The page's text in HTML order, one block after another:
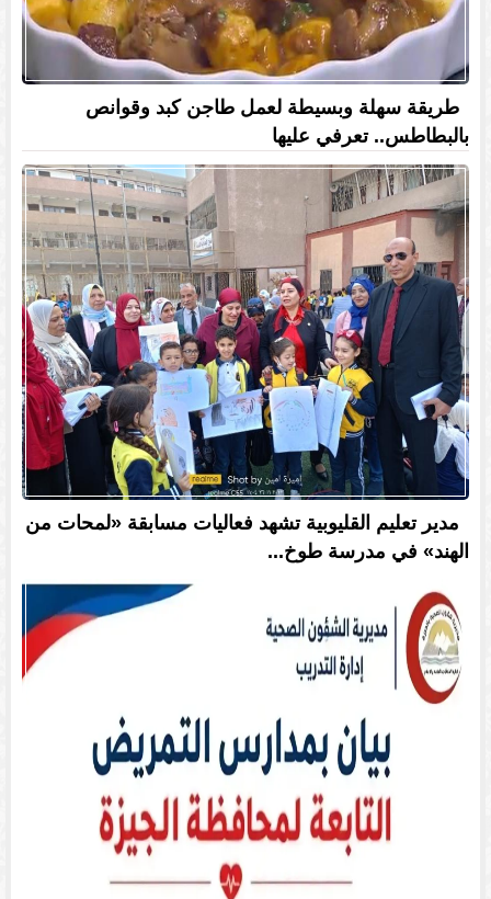
طريقة سهلة وبسيطة لعمل طاجن كبد وقوانص
بالبطاطس.. تعرفي عليها
مدير تعليم القليوبية تشهد فعاليات مسابقة «لمحات من
الهند» في مدرسة طوخ...